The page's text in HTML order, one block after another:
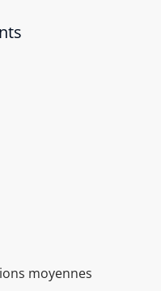
moyennes